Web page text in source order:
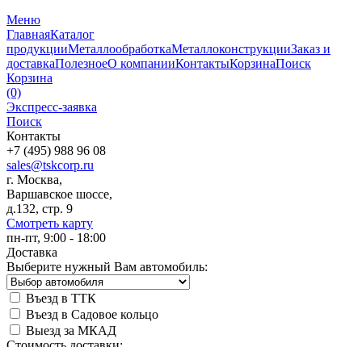
Меню
ГлавнаяКаталог
продукцииМеталлообработкаМеталлоконструкцииЗаказ и
доставкаПолезноеО компанииКонтактыКорзинаПоиск
Корзина
(0)
Экспресс-заявка
Поиск
Контакты
+7 (495) 988 96 08
sales@tskcorp.ru
г. Москва,
Варшавское шоссе,
д.132, стр. 9
Смотреть карту
пн-пт, 9:00 - 18:00
Доставка
Выберите нужный Вам автомобиль:
Въезд в ТТК
Въезд в Садовое кольцо
Выезд за МКАД